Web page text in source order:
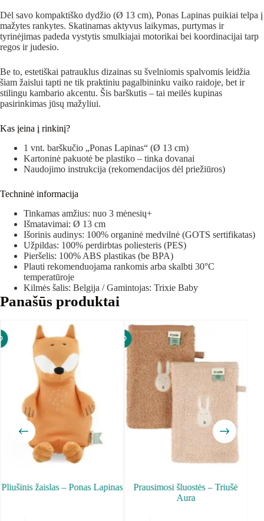
Dėl savo kompaktiško dydžio (Ø 13 cm), Ponas Lapinas puikiai telpa į
mažytes rankytes. Skatinamas aktyvus laikymas, purtymas ir
tyrinėjimas padeda vystytis smulkiajai motorikai bei koordinacijai tarp
regos ir judesio.
Be to, estetiškai patrauklus dizainas su švelniomis spalvomis leidžia
šiam žaislui tapti ne tik praktiniu pagalbininku vaiko raidoje, bet ir
stilingu kambario akcentu. Šis barškutis – tai meilės kupinas
pasirinkimas jūsų mažyliui.
Kas įeina į rinkinį?
1 vnt. barškučio „Ponas Lapinas“ (Ø 13 cm)
Kartoninė pakuotė be plastiko – tinka dovanai
Naudojimo instrukcija (rekomendacijos dėl priežiūros)
Techninė informacija
Tinkamas amžius: nuo 3 mėnesių+
Išmatavimai: Ø 13 cm
Išorinis audinys: 100% organinė medvilnė (GOTS sertifikatas)
Užpildas: 100% perdirbtas poliesteris (PES)
Pieršelis: 100% ABS plastikas (be BPA)
Plauti rekomenduojama rankomis arba skalbti 30°C
temperatūroje
Kilmės šalis: Belgija / Gamintojas: Trixie Baby
Panašūs produktai
Pliušinis žaislas – Ponas Lapinas
Prausimosi šluostės – Triušė
Aura